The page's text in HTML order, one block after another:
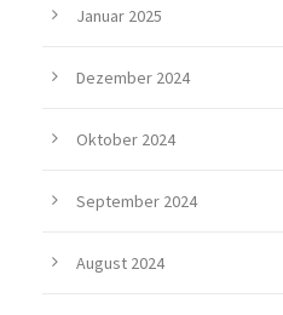
Januar 2025
Dezember 2024
Oktober 2024
September 2024
August 2024